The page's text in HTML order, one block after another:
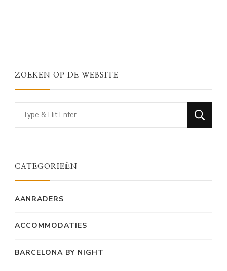
ZOEKEN OP DE WEBSITE
Looking
for
CATEGORIEËN
AANRADERS
ACCOMMODATIES
BARCELONA BY NIGHT